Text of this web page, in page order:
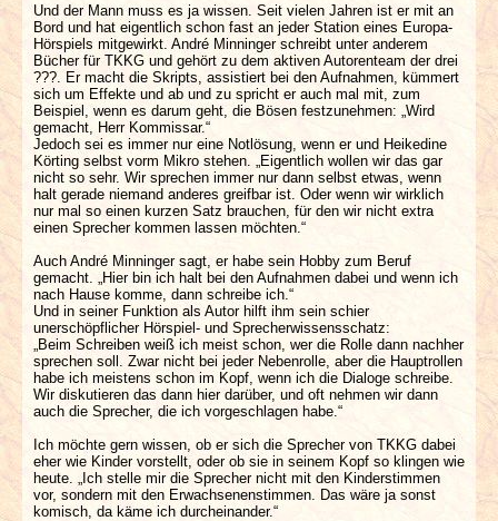
Und der Mann muss es ja wissen. Seit vielen Jahren ist er mit an
Bord und hat eigentlich schon fast an jeder Station eines Europa-
Hörspiels mitgewirkt. André Minninger schreibt unter anderem
Bücher für TKKG und gehört zu dem aktiven Autorenteam der drei
???. Er macht die Skripts, assistiert bei den Aufnahmen, kümmert
sich um Effekte und ab und zu spricht er auch mal mit, zum
Beispiel, wenn es darum geht, die Bösen festzunehmen: „Wird
gemacht, Herr Kommissar.“
Jedoch sei es immer nur eine Notlösung, wenn er und Heikedine
Körting selbst vorm Mikro stehen. „Eigentlich wollen wir das gar
nicht so sehr. Wir sprechen immer nur dann selbst etwas, wenn
halt gerade niemand anderes greifbar ist. Oder wenn wir wirklich
nur mal so einen kurzen Satz brauchen, für den wir nicht extra
einen Sprecher kommen lassen möchten.“
Auch André Minninger sagt, er habe sein Hobby zum Beruf
gemacht. „Hier bin ich halt bei den Aufnahmen dabei und wenn ich
nach Hause komme, dann schreibe ich.“
Und in seiner Funktion als Autor hilft ihm sein schier
unerschöpflicher Hörspiel- und Sprecherwissensschatz:
„Beim Schreiben weiß ich meist schon, wer die Rolle dann nachher
sprechen soll. Zwar nicht bei jeder Nebenrolle, aber die Hauptrollen
habe ich meistens schon im Kopf, wenn ich die Dialoge schreibe.
Wir diskutieren das dann hier darüber, und oft nehmen wir dann
auch die Sprecher, die ich vorgeschlagen habe.“
Ich möchte gern wissen, ob er sich die Sprecher von TKKG dabei
eher wie Kinder vorstellt, oder ob sie in seinem Kopf so klingen wie
heute. „Ich stelle mir die Sprecher nicht mit den Kinderstimmen
vor, sondern mit den Erwachsenenstimmen. Das wäre ja sonst
komisch, da käme ich durcheinander.“